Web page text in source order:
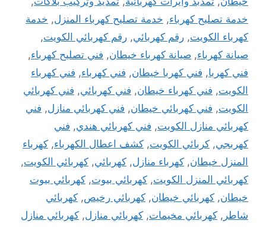
خدمة تصليح كهرباء, خدمة تصليح كهرباء المنزل, خدمة
كهرباء الكويت, رقم كهربائي, رقم كهربائي الكويت,
صيانة كهرباء, صيانة كهرباء خيطان, فني تصليح كهرباء,
فني كهربا, فني كهربا خيطان, فني كهرباء, فني كهرباء
الكويت, فني كهرباء خيطان, فني كهربائي, فني كهربائي
الكويت, فني كهربائي خيطان, فني كهربائي منازل, فني
كهربائي منازل الكويت, فني كهربائي هندي, فني
كهربجي, كربائي الكويت, كشف اعطال الكهرباء, كهرباء
المنزل خيطان, كهرباء منازل, كهربائي, كهربائي الكويت,
كهربائي المنزل الكويت, كهربائي بيوت, كهربائي بيوت
خيطان, كهربائي خيطان, كهربائي رخيص, كهربائي
شاطر , كهربائي مخيمات, كهربائي منازل, كهربائي منازل